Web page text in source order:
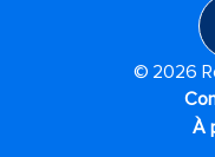
© 2026
À